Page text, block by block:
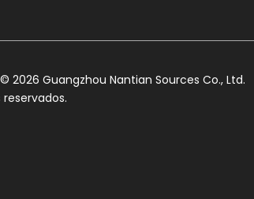
©2026 Guangzhou Nantian Sources Co., Ltd.